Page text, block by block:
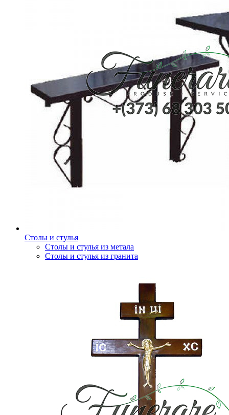
Столы и стулья
Столы и стулья из метала
Столы и стулья из гранита